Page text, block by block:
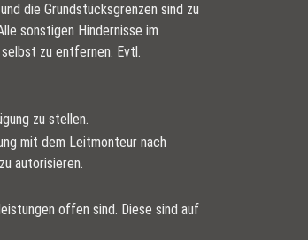
die Grundstücksgrenzen sind zu
sonstigen Hindernisse im
zu entfernen. Evtl.
zu stellen.
mit dem Leitmonteur nach
autorisieren.
offen sind. Diese sind auf